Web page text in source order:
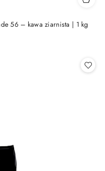
56 – kawa ziarnista | 1 kg